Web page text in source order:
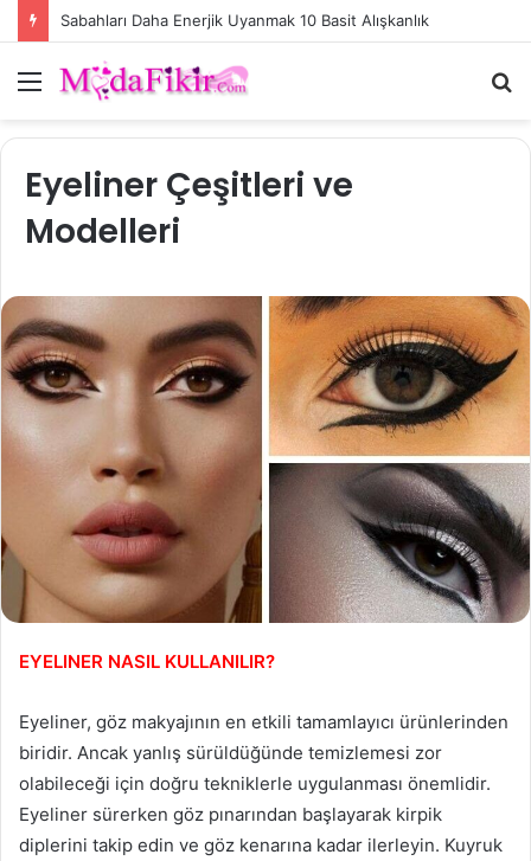
Sabahları Daha Enerjik Uyanmak 10 Basit Alışkanlık
Menü
Eyeliner Çeşitleri ve
Modelleri
EYELINER NASIL KULLANILIR?
Eyeliner, göz makyajının en etkili tamamlayıcı ürünlerinden
biridir. Ancak yanlış sürüldüğünde temizlemesi zor
olabileceği için doğru tekniklerle uygulanması önemlidir.
Eyeliner sürerken göz pınarından başlayarak kirpik
diplerini takip edin ve göz kenarına kadar ilerleyin. Kuyruk